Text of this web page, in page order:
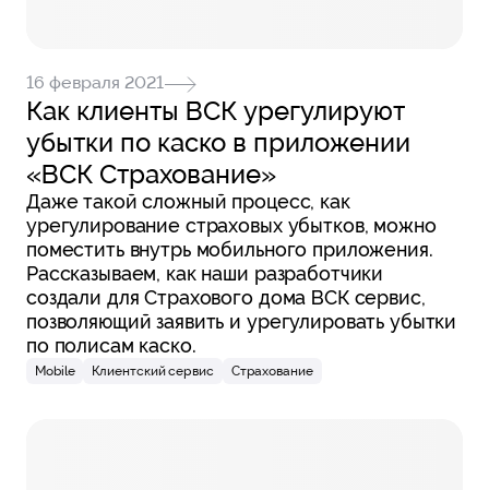
16 февраля 2021
Как клиенты ВСК урегулируют
убытки по каско в приложении
«ВСК Страхование»
Даже такой сложный процесс, как
урегулирование страховых убытков, можно
поместить внутрь мобильного приложения.
Рассказываем, как наши разработчики
создали для Страхового дома ВСК сервис,
позволяющий заявить и урегулировать убытки
по полисам каско.
Mobile Клиентский сервис Страхование